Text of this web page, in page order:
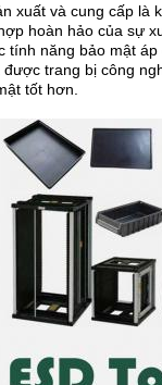
xuất và cung cấp
hoàn hảo của sự
năng bảo mật
trang bị công
tốt hơn.